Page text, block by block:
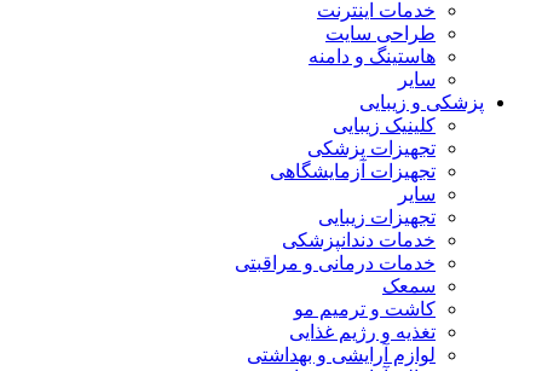
خدمات اینترنت
طراحی سایت
هاستینگ و دامنه
سایر
پزشکی و زیبایی
کلینیک زیبایی
تجهیزات پزشکی
تجهیزات آزمایشگاهی
سایر
تجهیزات زیبایی
خدمات دندانپزشکی
خدمات درمانی و مراقبتی
سمعک
کاشت و ترمیم مو
تغذیه و رژیم غذایی
لوازم آرایشی و بهداشتی